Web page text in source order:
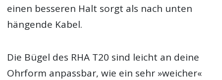
einen besseren Halt sorgt als nach unten
hängende Kabel.
Die Bügel des RHA T20 sind leicht an deine
Ohrform anpassbar, wie ein sehr »weicher«